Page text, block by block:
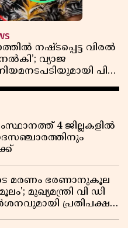
നഷ്ടപ്പെട്ട വിരൽ
വ്യാജ
പി
4 ജില്ലകളിൽ
മരണം ഭരണാനുകൂല
മുഖ്യമന്ത്രി വി ഡി
പ്രതിപക്ഷ